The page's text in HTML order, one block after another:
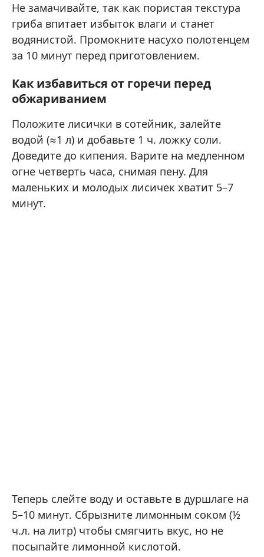
Не замачивайте, так как пористая текстура
гриба впитает избыток влаги и станет
водянистой. Промокните насухо полотенцем
за 10 минут перед приготовлением.
Как избавиться от горечи перед
обжариванием
Положите лисички в сотейник, залейте
водой (≈1 л) и добавьте 1 ч. ложку соли.
Доведите до кипения. Варите на медленном
огне четверть часа, снимая пену. Для
маленьких и молодых лисичек хватит 5–7
минут.
Теперь слейте воду и оставьте в дуршлаге на
5–10 минут. Сбрызните лимонным соком (½
ч.л. на литр) чтобы смягчить вкус, но не
посыпайте лимонной кислотой.